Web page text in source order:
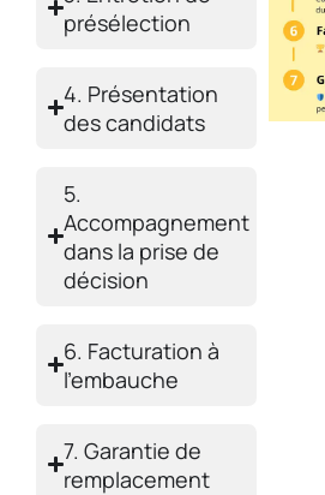
présélection
4. Présentation
des candidats
5.
Accompagnement
dans la prise de
décision
6. Facturation à
l'embauche
7. Garantie de
remplacement